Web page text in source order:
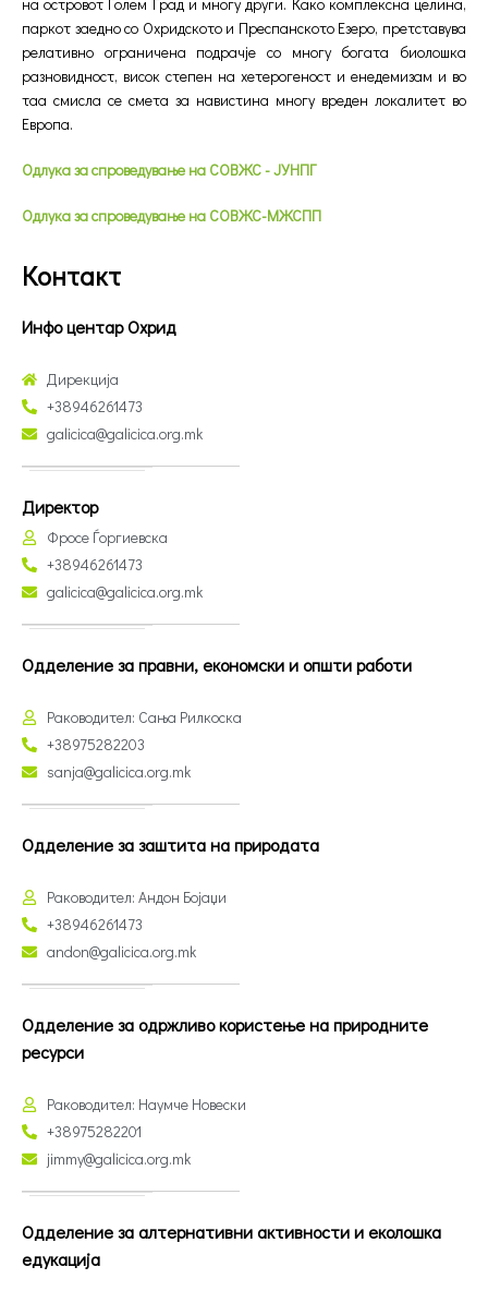
паркот заедно со Охридското и Преспанското Езеро, претставува
релативно ограничена подрачје со многу богата биолошка
разновидност, висок степен на хетерогеност и енедемизам и во
таа смисла се смета за навистина многу вреден локалитет во
Европа.
Одлука за спроведување на СОВЖС - ЈУНПГ
Одлука за спроведување на СОВЖС-МЖСПП
Контакт
Инфо центар Охрид
Дирекција
+38946261473
galicica@galicica.org.mk
Директор
Фросе Ѓоргиевска
+38946261473
galicica@galicica.org.mk
Одделение за правни, економски и општи работи
Раководител: Сања Рилкоска
+38975282203
sanja@galicica.org.mk
Одделение за заштита на природата
Раководител: Андон Бојаџи
+38946261473
andon@galicica.org.mk
Одделение за одржливо користење на природните
ресурси
Раководител: Наумче Новески
+38975282201
jimmy@galicica.org.mk
Одделение за алтернативни активности и еколошка
едукација